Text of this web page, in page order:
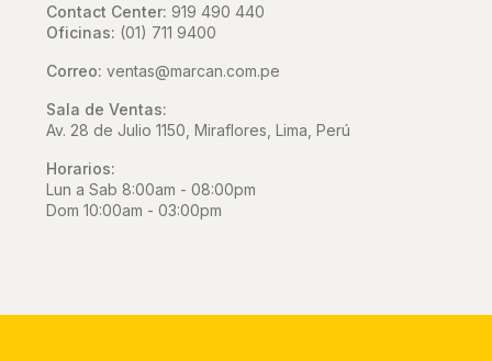
Contact Center: 919 490 440
Oficinas: (01) 711 9400
Correo: ventas@marcan.com.pe
Sala de Ventas:
Av. 28 de Julio 1150, Miraflores, Lima, Perú
Horarios:
Lun a Sab 8:00am - 08:00pm
Dom 10:00am - 03:00pm